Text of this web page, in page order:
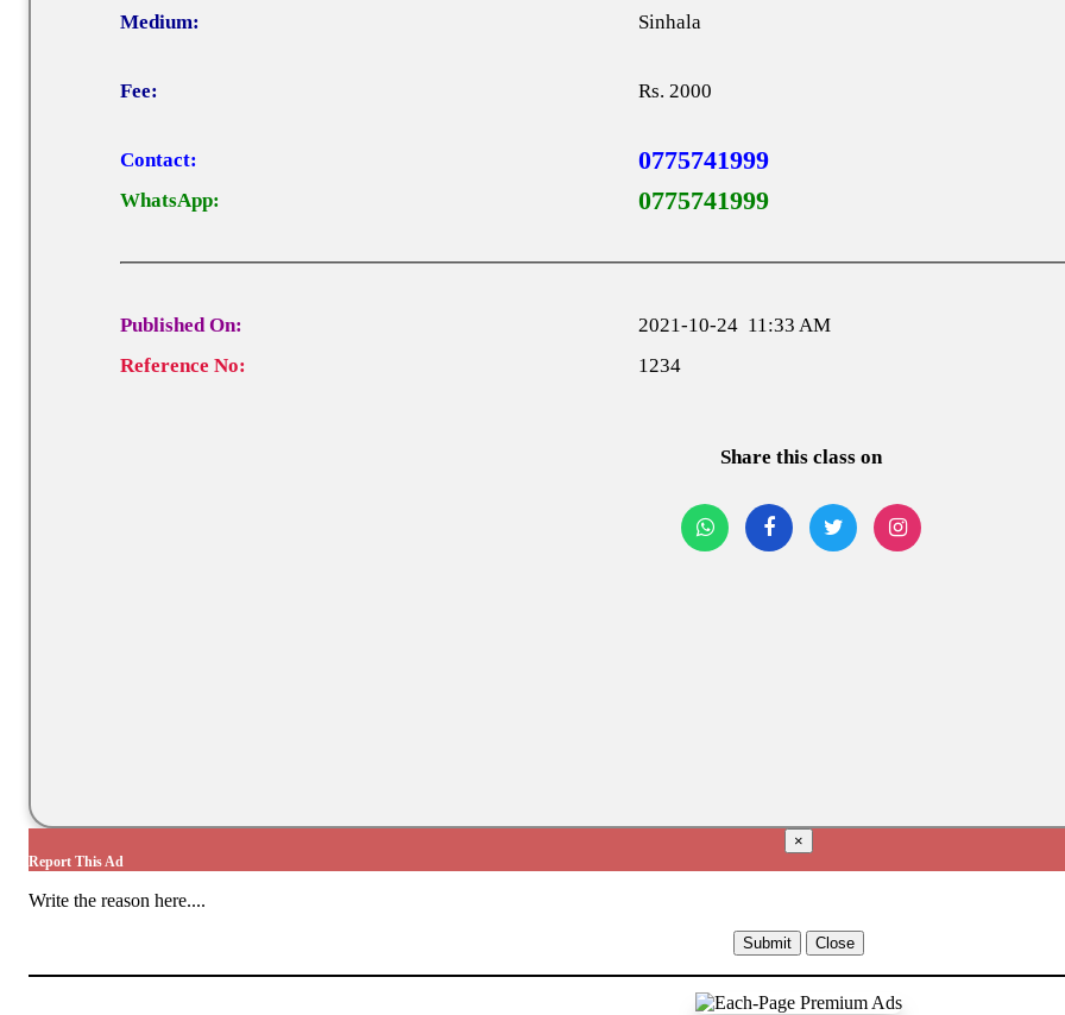
Medium:
Sinhala
Fee: Rs. 2000
Contact: 0775741999
WhatsApp: 0775741999
Published On:
2021-10-24 11:33 AM
Reference No:
1234
Share this class on
×
Report This Ad
Write the reason here....
Submit Close